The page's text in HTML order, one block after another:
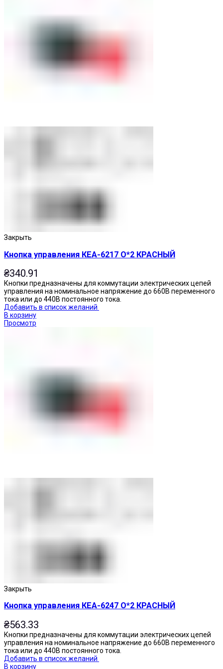
Закрыть
Кнопка управления КЕА-6217 О*2 КРАСНЫЙ
₴340.91
Кнопки предназначены для коммутации электрических цепей
управления на номинальное напряжение до 660В переменного
тока или до 440В постоянного тока.
Добавить в список желаний
В корзину
Просмотр
Закрыть
Кнопка управления КЕА-6247 О*2 КРАСНЫЙ
₴563.33
Кнопки предназначены для коммутации электрических цепей
управления на номинальное напряжение до 660В переменного
тока или до 440В постоянного тока.
Добавить в список желаний
В корзину